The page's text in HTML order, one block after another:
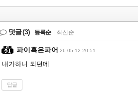
댓글(3) 등록순 최신순
파이혹은파어 26-05-12 20:51
내가하니 되던데
답글